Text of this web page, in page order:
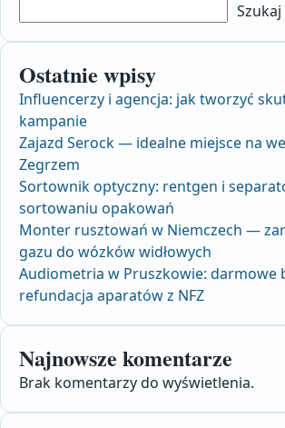
Szukaj
Ostatnie wpisy
Influencerzy i agencja: jak tworzyć
kampanie
Zajazd Serock — idealne miejsce na
Zegrzem
Sortownik optyczny: rentgen i
sortowaniu opakowań
Monter rusztowań w Niemczech —
gazu do wózków widłowych
Audiometria w Pruszkowie: darmowe
refundacja aparatów z NFZ
Najnowsze komentarze
Brak komentarzy do wyświetlenia.